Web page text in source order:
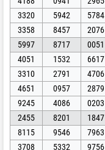
3320
5942 5784
3358
8457 2076
5997
8717 0051
4051
1532 6617
3310
2791 4706
4651
0957 2879
9245
4086 0203
2455
8201 1847
8115
9546 7963
3708
5332 9756